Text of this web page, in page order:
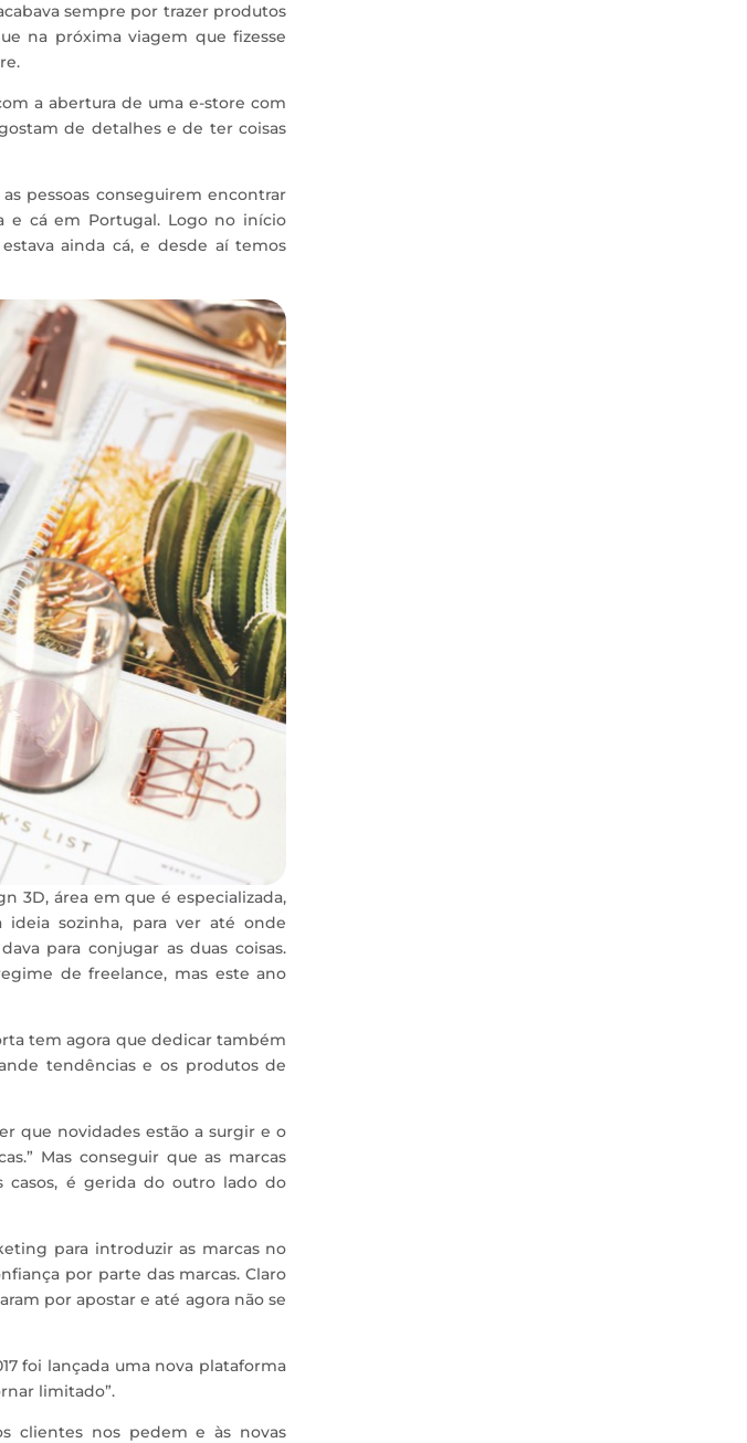
sempre por trazer produtos
na próxima viagem que fizesse
a abertura de uma e-store com
de detalhes e de ter coisas
pessoas conseguirem encontrar
e cá em Portugal. Logo no início
ainda cá, e desde aí temos
3D, área em que é especializada,
sozinha, para ver até onde
para conjugar as duas coisas.
de freelance, mas este ano
tem agora que dedicar também
tendências e os produtos de
que novidades estão a surgir e o
Mas conseguir que as marcas
casos, é gerida do outro lado do
para introduzir as marcas no
por parte das marcas. Claro
por apostar e até agora não se
foi lançada uma nova plataforma
limitado”.
clientes nos pedem e às novas